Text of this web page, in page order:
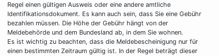
Regel einen gültigen Ausweis oder eine andere amtliche
Identifikationsdokument. Es kann auch sein, dass Sie eine Gebühr
bezahlen müssen. Die Höhe der Gebühr hängt von der
Meldebehörde und dem Bundesland ab, in dem Sie wohnen.
Es ist wichtig zu beachten, dass die Meldebescheinigung nur für
einen bestimmten Zeitraum gültig ist. In der Regel beträgt dieser